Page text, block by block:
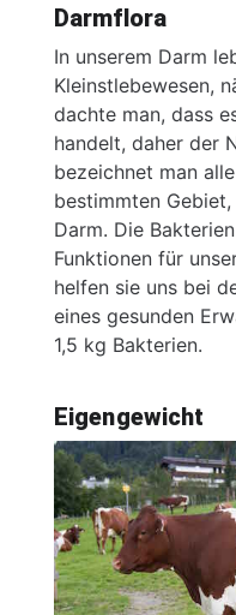
Darmflora
In unserem Darm
Kleinstlebewesen,
dachte man, dass
handelt, daher der
bezeichnet man
bestimmten
Darm. Die
Funktionen für
helfen sie uns bei
eines gesunden
1,5 kg Bakterien.
Eigengewicht